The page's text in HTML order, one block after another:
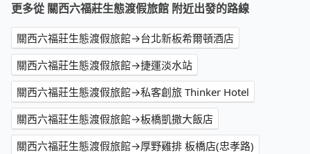
更多從 關西六福莊生態渡假旅館 附近出發的路線
關西六福莊生態渡假旅館→台北新板希爾頓酒店
關西六福莊生態渡假旅館→捷運淡水站
關西六福莊生態渡假旅館→私客創旅 Thinker Hotel
關西六福莊生態渡假旅館→板橋凱撒大飯店
關西六福莊生態渡假旅館→厚野雞排 板橋店(忠孝路)